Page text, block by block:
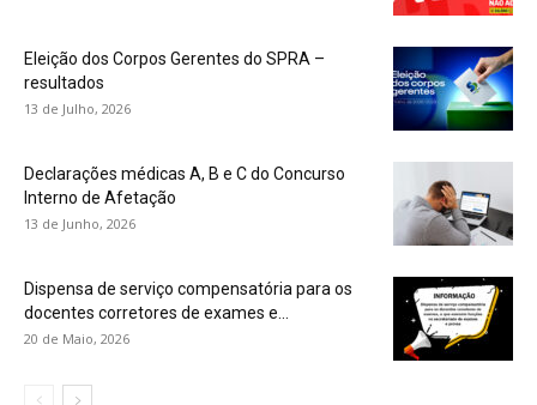
Eleição dos Corpos Gerentes do SPRA –
resultados
13 de Julho, 2026
Declarações médicas A, B e C do Concurso
Interno de Afetação
13 de Junho, 2026
Dispensa de serviço compensatória para os
docentes corretores de exames e...
20 de Maio, 2026